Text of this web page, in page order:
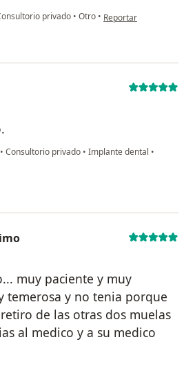
privado • Otro • en opinión del usuario
Reportar
• Consultorio privado • Implante dental •
muy paciente y muy
temerosa y no tenia porque
de las otras dos muelas
al medico y a su medico